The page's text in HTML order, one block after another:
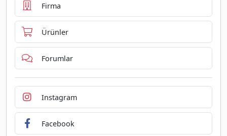
Firma
Ürünler
Forumlar
Instagram
Facebook